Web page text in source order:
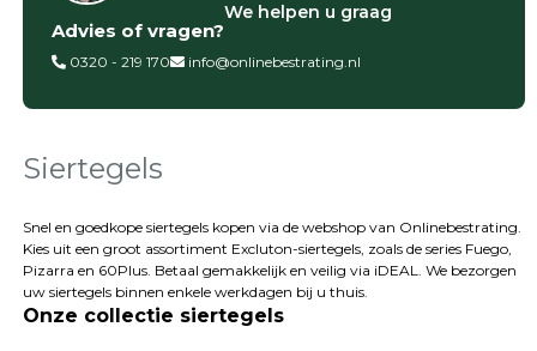
Categorieën
Betontegels
tegels
Natuursteen
Terrastegels
Tuintegels
Stoeptegels
Buitentegels
Advies of vragen?
We helpen u graag
0320 - 219 170 info@onlinebestrating.nl
Siertegels
Snel en goedkope siertegels kopen via de webshop van Onlinebestrating.
Kies uit een groot assortiment Excluton-siertegels, zoals de series Fuego,
Pizarra en 60Plus. Betaal gemakkelijk en veilig via iDEAL. We bezorgen
uw siertegels binnen enkele werkdagen bij u thuis.
Onze collectie siertegels